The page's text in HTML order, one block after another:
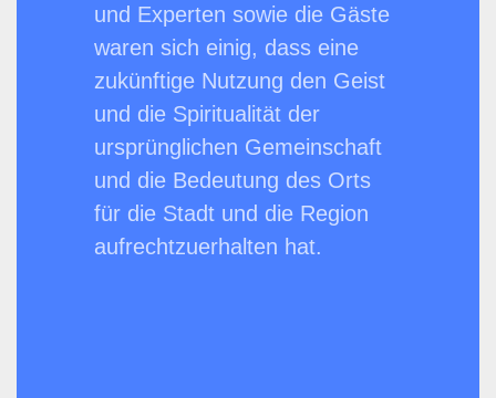
und Experten sowie die Gäste
waren sich einig, dass eine
zukünftige Nutzung den Geist
und die Spiritualität der
ursprünglichen Gemeinschaft
und die Bedeutung des Orts
für die Stadt und die Region
aufrechtzuerhalten hat.